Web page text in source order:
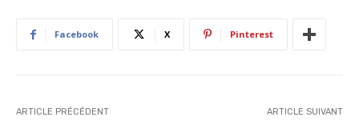
Facebook X Pinterest
ARTICLE PRÉCÉDENT ARTICLE SUIVANT